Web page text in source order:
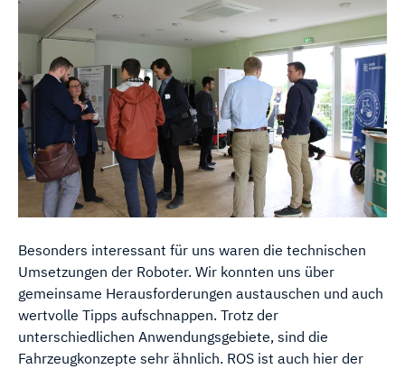
Besonders interessant für uns waren die technischen
Umsetzungen der Roboter. Wir konnten uns über
gemeinsame Herausforderungen austauschen und auch
wertvolle Tipps aufschnappen. Trotz der
unterschiedlichen Anwendungsgebiete, sind die
Fahrzeugkonzepte sehr ähnlich. ROS ist auch hier der